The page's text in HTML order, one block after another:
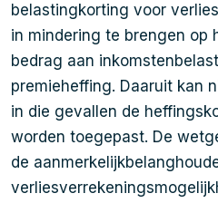
belastingkorting voor
in mindering te brengen op
bedrag aan
premieheffing. Daaruit kan
in die gevallen de
worden toegepast. De
de